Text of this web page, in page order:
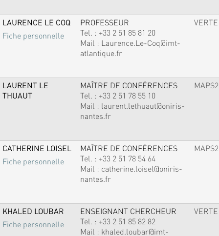
LAURENCE LE COQ
Fiche personnelle
PROFESSEUR
Tel. : +33 2 51 85 81 20
Mail : Laurence.Le-Coq@imt-
atlantique.fr
VERTE
LAURENT LE
THUAUT
MAÎTRE DE CONFÉRENCES
Tel. : +33 2 51 78 55 10
Mail : laurent.lethuaut@oniris-
nantes.fr
MAPS2
CATHERINE LOISEL
Fiche personnelle
MAÎTRE DE CONFÉRENCES
Tel. : +33 2 51 78 54 64
Mail : catherine.loisel@oniris-
nantes.fr
MAPS2
KHALED LOUBAR
Fiche personnelle
ENSEIGNANT CHERCHEUR
Tel. : +33 2 51 85 82 82
Mail : khaled.loubar@imt-
VERTE